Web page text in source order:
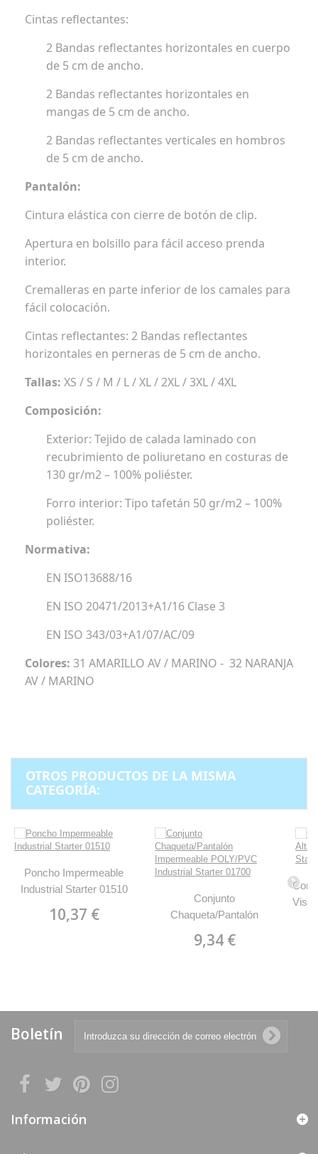
Cintas reflectantes:
2 Bandas reflectantes horizontales en cuerpo
de 5 cm de ancho.
2 Bandas reflectantes horizontales en
mangas de 5 cm de ancho.
2 Bandas reflectantes verticales en hombros
de 5 cm de ancho.
Pantalón:
Cintura elástica con cierre de botón de clip.
Apertura en bolsillo para fácil acceso prenda
interior.
Cremalleras en parte inferior de los camales para
fácil colocación.
Cintas reflectantes: 2 Bandas reflectantes
horizontales en perneras de 5 cm de ancho.
Tallas: XS / S / M / L / XL / 2XL / 3XL / 4XL
Composición:
Exterior: Tejido de calada laminado con
recubrimiento de poliuretano en costuras de
130 gr/m2 – 100% poliéster.
Forro interior: Tipo tafetán 50 gr/m2 – 100%
poliéster.
Normativa:
EN ISO13688/16
EN ISO 20471/2013+A1/16 Clase 3
EN ISO 343/03+A1/07/AC/09
Colores: 31 AMARILLO AV / MARINO - 32 NARANJA
AV / MARINO
OTROS PRODUCTOS DE LA MISMA
CATEGORÍA:
Poncho Impermeable
Industrial Starter 01510
10,37 €
Conjunto
Chaqueta/Pantalón
Industrial Starter 01700
9,34 €
Boletín
Información